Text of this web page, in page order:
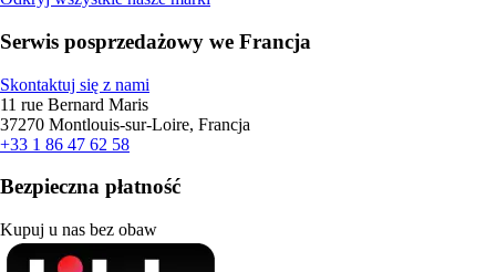
Serwis posprzedażowy we Francja
Skontaktuj się z nami
11 rue Bernard Maris
37270 Montlouis-sur-Loire, Francja
+33 1 86 47 62 58
Bezpieczna płatność
Kupuj u nas bez obaw